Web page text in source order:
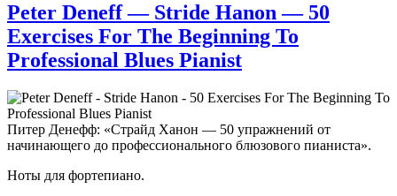
Peter Deneff — Stride Hanon — 50
Exercises For The Beginning To
Professional Blues Pianist
Питер Денефф: «Страйд Ханон — 50 упражнений от
начинающего до профессионального блюзового пианиста».
Ноты для фортепиано.